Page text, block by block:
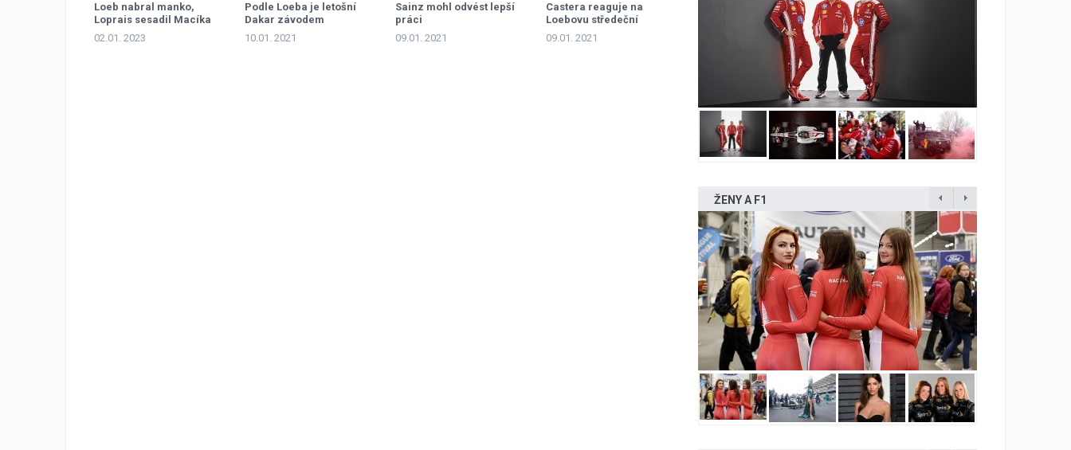
Loeb nabral manko,
Loprais sesadil Macíka
02.01. 2023
Podle Loeba je letošní
Dakar závodem
spolujezdců
10.01. 2021
Sainz mohl odvést lepší
práci
09.01. 2021
Castera reaguje na
Loebovu středeční
penalizaci
09.01. 2021
ŽENY A F1